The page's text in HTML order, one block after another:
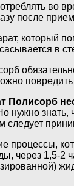
во
после
который
в
Полисорб
нужно
следует
процессы,
через 1,5-2